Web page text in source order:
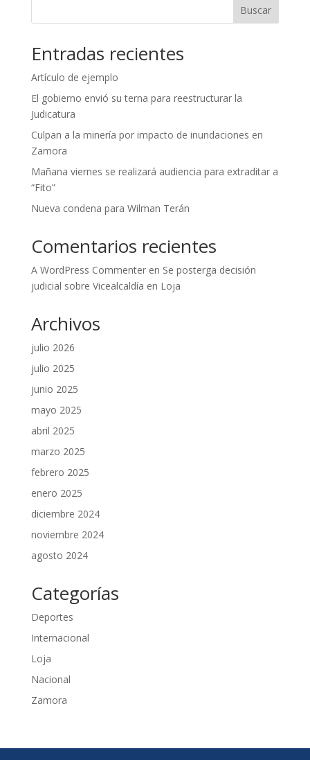
Buscar
Entradas recientes
Artículo de ejemplo
El gobierno envió su terna para reestructurar la
Judicatura
Culpan a la minería por impacto de inundaciones en
Zamora
Mañana viernes se realizará audiencia para extraditar a
“Fito”
Nueva condena para Wilman Terán
Comentarios recientes
A WordPress Commenteren Se posterga decisión
judicial sobre Vicealcaldía en Loja
Archivos
julio 2026
julio 2025
junio 2025
mayo 2025
abril 2025
marzo 2025
febrero 2025
enero 2025
diciembre 2024
noviembre 2024
agosto 2024
Categorías
Deportes
Internacional
Loja
Nacional
Zamora